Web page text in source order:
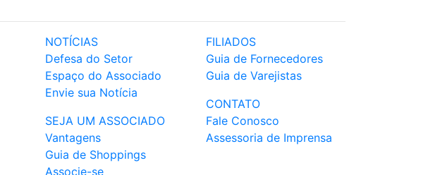
NOTÍCIAS
Defesa do Setor
Espaço do Associado
Envie sua Notícia
SEJA UM ASSOCIADO
Vantagens
Guia de Shoppings
Associe-se
FILIADOS
Guia de Fornecedores
Guia de Varejistas
CONTATO
Fale Conosco
Assessoria de Imprensa